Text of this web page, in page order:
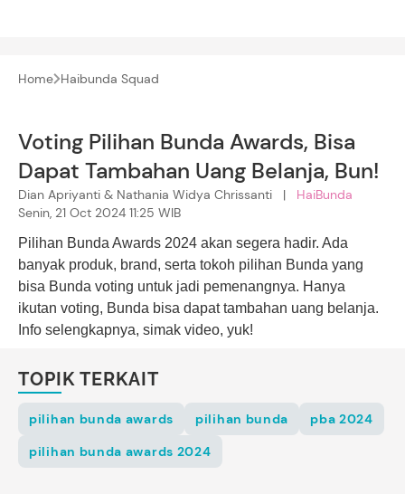
Home Haibunda Squad
Voting Pilihan Bunda Awards, Bisa
Dapat Tambahan Uang Belanja, Bun!
Dian Apriyanti & Nathania Widya Chrissanti | HaiBunda
Senin, 21 Oct 2024 11:25 WIB
Pilihan Bunda Awards 2024 akan segera hadir. Ada
banyak produk, brand, serta tokoh pilihan Bunda yang
bisa Bunda voting untuk jadi pemenangnya. Hanya
ikutan voting, Bunda bisa dapat tambahan uang belanja.
Info selengkapnya, simak video, yuk!
TOPIK TERKAIT
pilihan bunda awards pilihan bunda
pba 2024
pilihan bunda awards 2024